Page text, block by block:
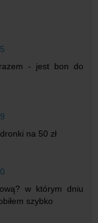
- jest bon do
na 50 zł
w którym dniu
szybko